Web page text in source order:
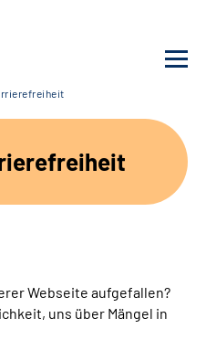
Webseite aufgefallen?
uns über Mängel in